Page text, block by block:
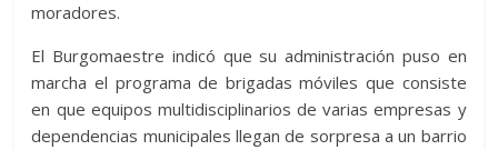
moradores.
El Burgomaestre indicó que su administración puso en
marcha el programa de brigadas móviles que consiste
en que equipos multidisciplinarios de varias empresas y
dependencias municipales llegan de sorpresa a un barrio